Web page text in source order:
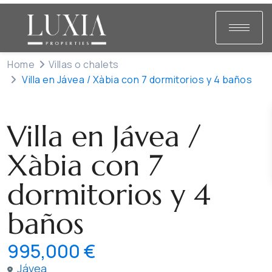
Home
Villas o chalets
Villa en Jávea / Xàbia con 7 dormitorios y 4 baños
Villa en Jávea /
Xàbia con 7
dormitorios y 4
baños
995,000 €
Jávea